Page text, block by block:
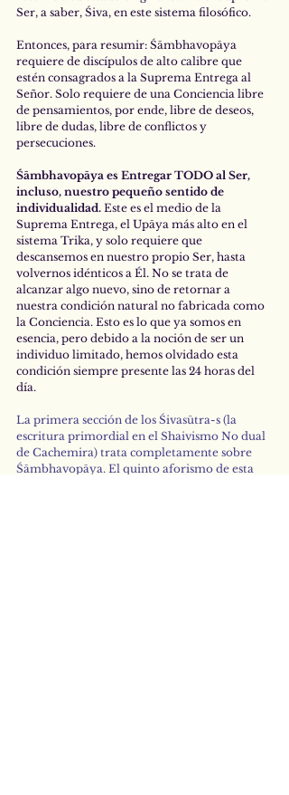
Ser, a saber, Śiva, en este sistema filosófico.
Entonces, para resumir: Śāmbhavopāya
requiere de discípulos de alto calibre que
estén consagrados a la Suprema Entrega al
Señor. Solo requiere de una Conciencia libre
de pensamientos, por ende, libre de deseos,
libre de dudas, libre de conflictos y
persecuciones.
Śāmbhavopāya es Entregar TODO al Ser,
incluso, nuestro pequeño sentido de
individualidad. Este es el medio de la
Suprema Entrega, el Upāya más alto en el
sistema Trika, y solo requiere que
descansemos en nuestro propio Ser, hasta
volvernos idénticos a Él. No se trata de
alcanzar algo nuevo, sino de retornar a
nuestra condición natural no fabricada como
la Conciencia. Esto es lo que ya somos en
esencia, pero debido a la noción de ser un
individuo limitado, hemos olvidado esta
condición siempre presente las 24 horas del
día.
La primera sección de los Śivasūtra-s (la
escritura primordial en el Shaivismo No dual
de Cachemira) trata completamente sobre
Śāmbhavopāya. El quinto aforismo de esta